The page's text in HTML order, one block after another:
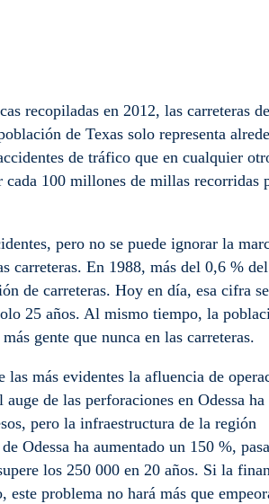
recopiladas en 2012, las carreteras
de Texas solo representa
de tráfico que en cualquier
100 millones de millas recorridas
pero no se puede ignorar la
carreteras. En 1988, más del 0,6 %
de carreteras. Hoy en día, esa cifra
25 años. Al mismo tiempo, la
gente que nunca en las carreteras.
más evidentes la afluencia de
de las perforaciones en Odessa ha
pero la infraestructura de la región
Odessa ha aumentado un 150 %,
los 250 000 en 20 años. Si la
problema no hará más que